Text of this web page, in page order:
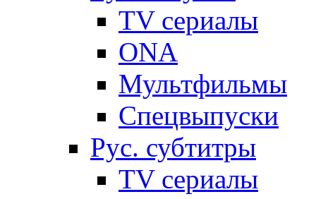
TV сериалы
ONA
Мультфильмы
Спецвыпуски
Рус. субтитры
TV сериалы